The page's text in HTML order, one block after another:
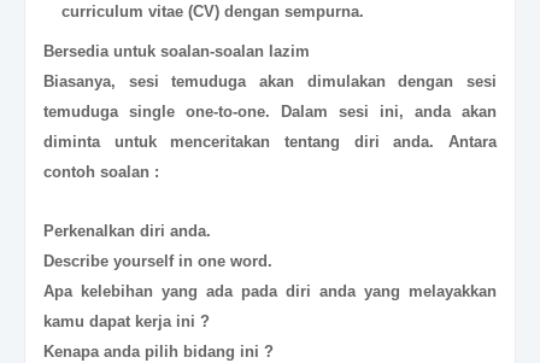
curriculum vitae (CV) dengan sempurna.
Bersedia untuk soalan-soalan lazim
Biasanya, sesi temuduga akan dimulakan dengan sesi
temuduga single one-to-one. Dalam sesi ini, anda akan
diminta untuk menceritakan tentang diri anda. Antara
contoh soalan :
Perkenalkan diri anda.
Describe yourself in one word.
Apa kelebihan yang ada pada diri anda yang melayakkan
kamu dapat kerja ini ?
Kenapa anda pilih bidang ini ?